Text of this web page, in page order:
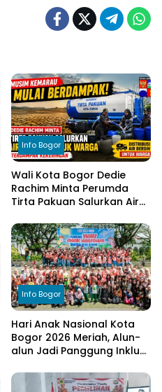
Info Bogor
Wali Kota Bogor Dedie
Rachim Minta Perumda
Tirta Pakuan Salurkan Air
Terdampak Kekeringan
Info Bogor
Hari Anak Nasional Kota
Bogor 2026 Meriah, Alun-
alun Jadi Panggung Inklusi